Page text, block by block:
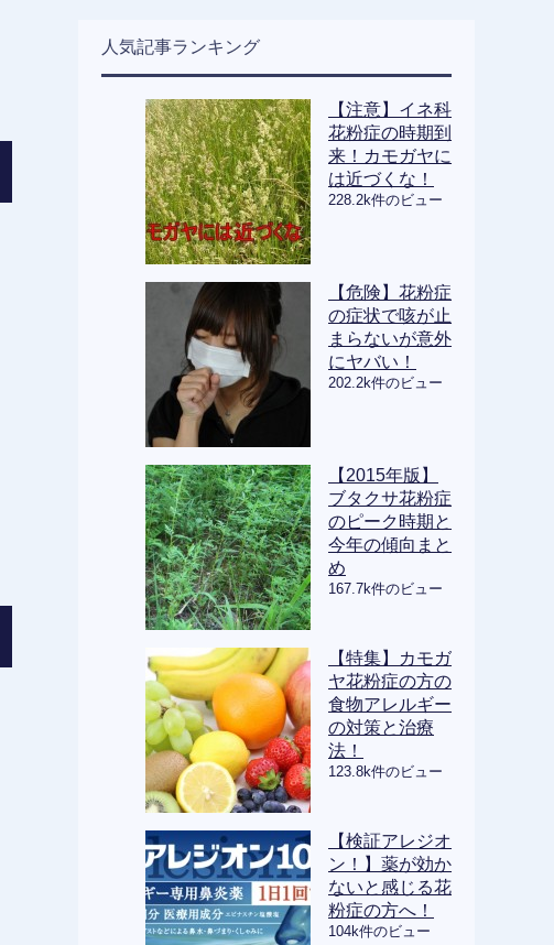
人気記事ランキング
【注意】イネ科
花粉症の時期到
来！カモガヤに
は近づくな！
228.2k件のビュー
【危険】花粉症
の症状で咳が止
まらないが意外
にヤバい！
202.2k件のビュー
【2015年版】
ブタクサ花粉症
のピーク時期と
今年の傾向まと
め
167.7k件のビュー
【特集】カモガ
ヤ花粉症の方の
食物アレルギー
の対策と治療
法！
123.8k件のビュー
【検証アレジオ
ン！】薬が効か
ないと感じる花
粉症の方へ！
104k件のビュー